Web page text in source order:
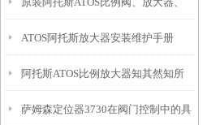
电磁阀、线圈现货直供
ATOS阿托斯放大器安装维护手册
阿托斯ATOS比例放大器知其然知所
以然
萨姆森定位器3730在阀门控制中的具